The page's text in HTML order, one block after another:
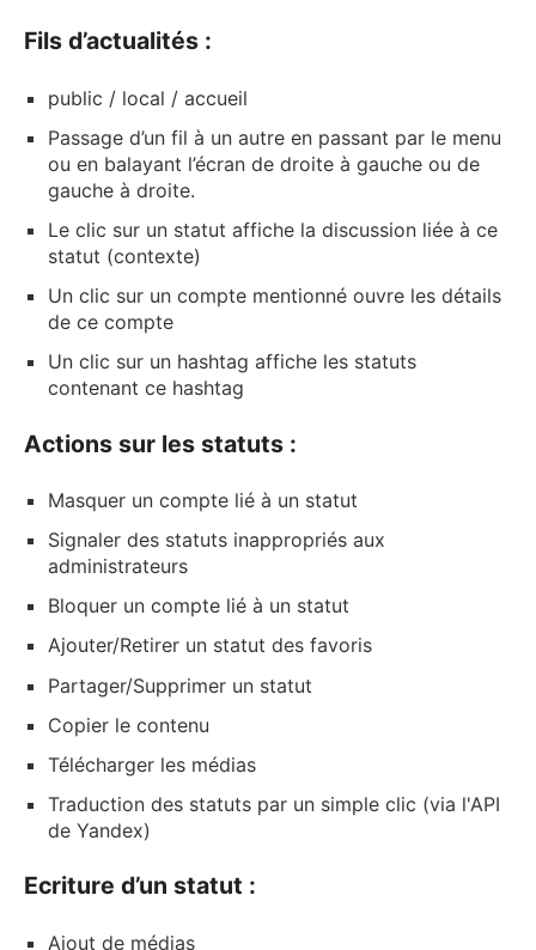
Fils d’actualités :
public / local / accueil
Passage d’un fil à un autre en passant par le menu
ou en balayant l’écran de droite à gauche ou de
gauche à droite.
Le clic sur un statut affiche la discussion liée à ce
statut (contexte)
Un clic sur un compte mentionné ouvre les détails
de ce compte
Un clic sur un hashtag affiche les statuts
contenant ce hashtag
Actions sur les statuts :
Masquer un compte lié à un statut
Signaler des statuts inappropriés aux
administrateurs
Bloquer un compte lié à un statut
Ajouter/Retirer un statut des favoris
Partager/Supprimer un statut
Copier le contenu
Télécharger les médias
Traduction des statuts par un simple clic (via l'API
de Yandex)
Ecriture d’un statut :
Ajout de médias